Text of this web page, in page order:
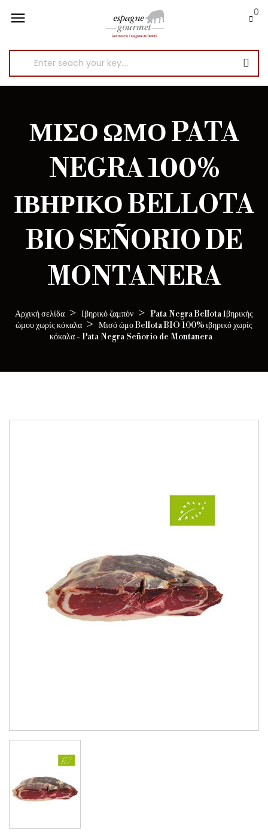
 0
ΜΙΣΌ ΏΜΟ PATA
NEGRA 100%
ΙΒΗΡΙΚΌ BELLOTA
BIO SEÑORIO DE
MONTANERA
Αρχική σελίδα Ιβηρικό ζαμπόν
Pata Negra Bellota Ιβηρικής
ώμου χωρίς κόκαλα
Μισό ώμο Bellota BIO 100% ιβηρικό χωρίς
κόκαλα - Pata Negra Señorio de Montanera